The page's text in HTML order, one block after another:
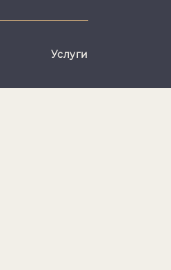
Услуги